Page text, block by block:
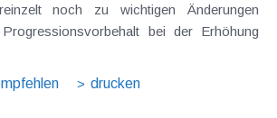
noch zu wichtigen Änderungen
drucken